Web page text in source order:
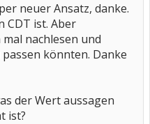
neuer Ansatz, danke.
CDT ist. Aber
nachlesen und
könnten. Danke
der Wert aussagen
ist?